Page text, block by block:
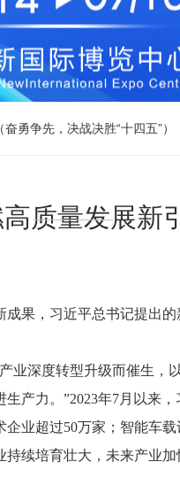
勇争先，决战决胜“十四五”）
质量发展新
果，习近平总书记提出
业深度转型升级而催生
产力。”2023年7月以来
业超过50万家；智能车
续培育壮大，未来产业